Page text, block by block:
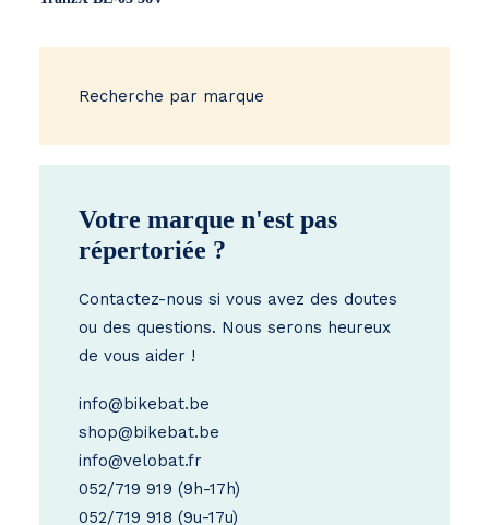
Recherche par marque
Votre marque n'est pas
répertoriée ?
Contactez-nous si vous avez des doutes
ou des questions. Nous serons heureux
de vous aider !
info@bikebat.be
shop@bikebat.be
info@velobat.fr
052/719 919 (9h-17h)
052/719 918 (9u-17u)